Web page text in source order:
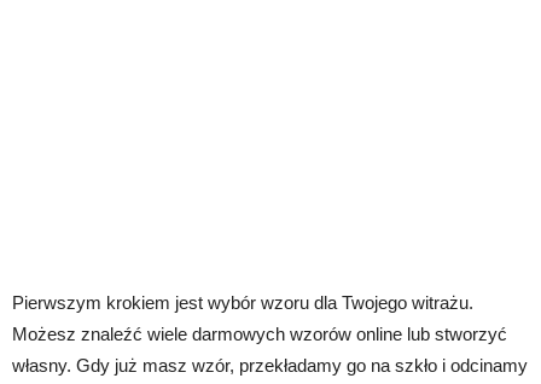
Pierwszym krokiem jest wybór wzoru dla Twojego witrażu.
Możesz znaleźć wiele darmowych wzorów online lub stworzyć
własny. Gdy już masz wzór, przekładamy go na szkło i odcinamy